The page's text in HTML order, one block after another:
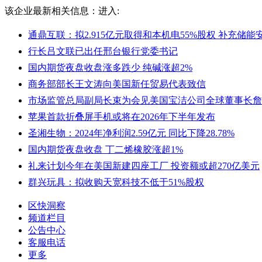
该企业最新相关信息： 进入:
通鼎互联：拟2.915亿元取得和本机电55%股权 补充储能
行长吕文联已出任邢台银行党委书记
国内期货夜盘收盘涨多跌少 纯碱涨超2%
商务部部长王文涛向美国新任贸易代表致信
市场监管总局副局长束为会见美国宝洁公司全球董事长
苹果首款折叠屏手机或将在2026年下半年发布
圣湘生物：2024年净利润2.59亿元 同比下降28.78%
国内期货夜盘收盘 丁二烯橡胶涨超1%
礼来计划今年在美国新建四座工厂 投资额或超270亿美元
群兴玩具：拟收购天宽科技不低于51%股权
区快洞察
频道栏目
公告中心
客服电话
更多